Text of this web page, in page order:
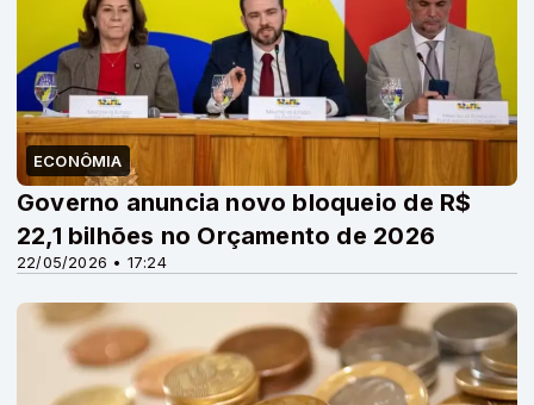
ECONÔMIA
22/05/2026 • 17:24
Governo anuncia novo bloqueio de R$
22,1 bilhões no Orçamento de 2026